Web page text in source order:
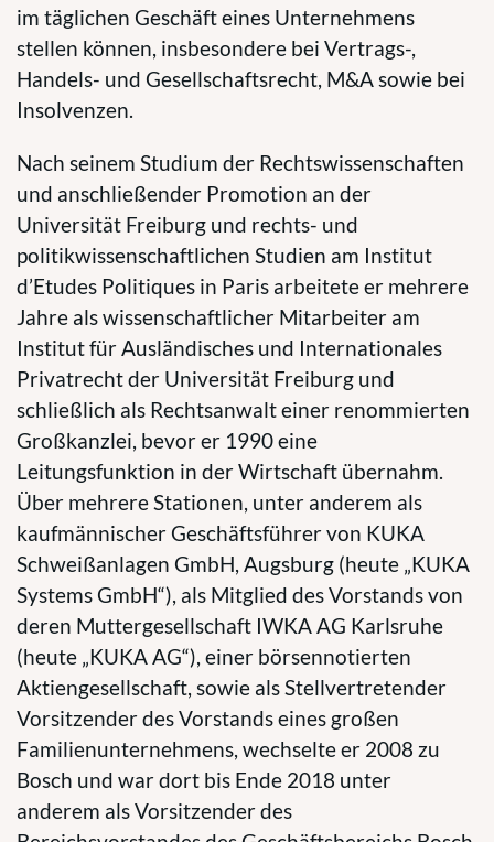
im täglichen Geschäft eines Unternehmens
stellen können, insbesondere bei Vertrags-,
Handels- und Gesellschaftsrecht, M&A sowie bei
Insolvenzen.
Nach seinem Studium der Rechtswissenschaften
und anschließender Promotion an der
Universität Freiburg und rechts- und
politikwissenschaftlichen Studien am Institut
d’Etudes Politiques in Paris arbeitete er mehrere
Jahre als wissenschaftlicher Mitarbeiter am
Institut für Ausländisches und Internationales
Privatrecht der Universität Freiburg und
schließlich als Rechtsanwalt einer renommierten
Großkanzlei, bevor er 1990 eine
Leitungsfunktion in der Wirtschaft übernahm.
Über mehrere Stationen, unter anderem als
kaufmännischer Geschäftsführer von KUKA
Schweißanlagen GmbH, Augsburg (heute „KUKA
Systems GmbH“), als Mitglied des Vorstands von
deren Muttergesellschaft IWKA AG Karlsruhe
(heute „KUKA AG“), einer börsennotierten
Aktiengesellschaft, sowie als Stellvertretender
Vorsitzender des Vorstands eines großen
Familienunternehmens, wechselte er 2008 zu
Bosch und war dort bis Ende 2018 unter
anderem als Vorsitzender des